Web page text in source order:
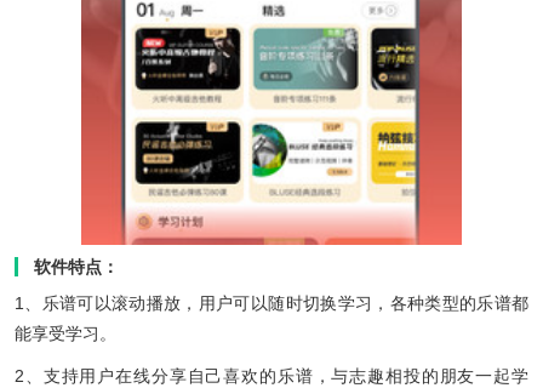
软件特点：
1、乐谱可以滚动播放，用户可以随时切换学习，各种类型的乐谱都
能享受学习。
2、支持用户在线分享自己喜欢的乐谱，与志趣相投的朋友一起学